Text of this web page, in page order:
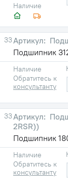
Наличие
33
Подшипник
Наличие
Обратитесь к
консультанту
33
2RSR))
Подшипник
Наличие
Обратитесь к
консультанту